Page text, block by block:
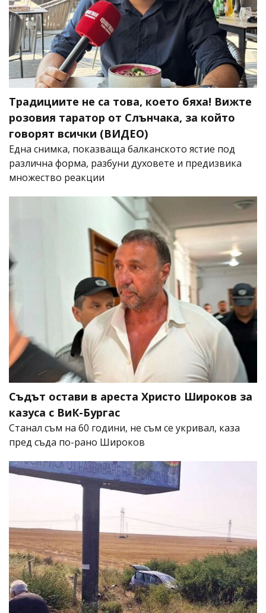
Традициите не са това, което бяха! Вижте
розовия таратор от Слънчака, за който
говорят всички (ВИДЕО)
Една снимка, показваща балканското ястие под
различна форма, разбуни духовете и предизвика
множество реакции
Съдът остави в ареста Христо Широков за
казуса с ВиК-Бургас
Станал съм на 60 години, не съм се укривал, каза
пред съда по-рано Широков